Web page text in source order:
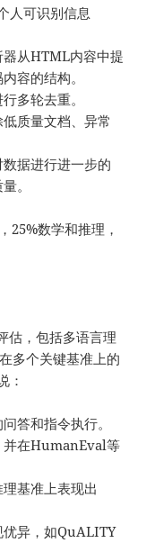
人可识别信息
器从HTML内容中提
容的结构。
多轮去重。
质量文档、异常
据进行进一步的
。
25%数学和推理，
估，包括多语言理
多个关键基准上的
：
答和指令执行。
并在HumanEval等
基准上表现出
优异，如QuALITY